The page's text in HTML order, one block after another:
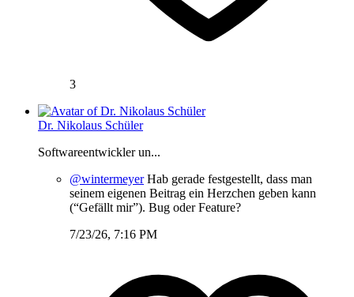
3
Dr. Nikolaus Schüler
Softwareentwickler un...
@wintermeyerHab gerade festgestellt, dass man
seinem eigenen Beitrag ein Herzchen geben kann
(“Gefällt mir”). Bug oder Feature?
7/23/26, 7:16 PM